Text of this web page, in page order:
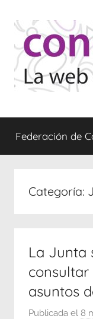
contenido
web
de
Menores
Federación de
Categoría:
La Junta
asuntos
Publicada el 8